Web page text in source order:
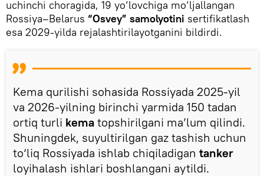
uchinchi choragida, 19 yo‘lovchiga mo‘ljallangan
Rossiya–Belarus “Osvey” samolyotini sertifikatlash
esa 2029-yilda rejalashtirilayotganini bildirdi.
Kema qurilishi sohasida Rossiyada 2025-yil
va 2026-yilning birinchi yarmida 150 tadan
ortiq turli kema topshirilgani ma’lum qilindi.
Shuningdek, suyultirilgan gaz tashish uchun
to‘liq Rossiyada ishlab chiqiladigan tanker
loyihalash ishlari boshlangani aytildi.